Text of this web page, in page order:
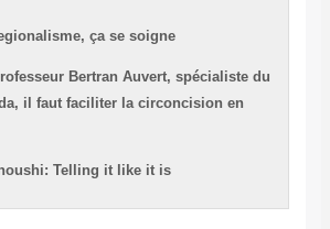
ça se soigne
Bertran Auvert, spécialiste du
il faut faciliter la circoncision en
Telling it like it is